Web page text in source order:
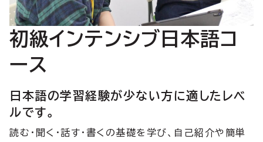
初級インテンシブ日本語コ
ース
日本語の学習経験が少ない方に適したレベ
ルです。
読む・聞く・話す・書くの基礎を学び、自己紹介や簡単